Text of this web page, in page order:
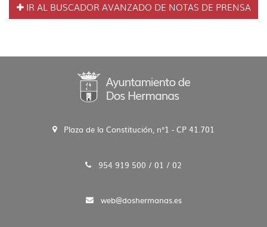
IR AL BUSCADOR AVANZADO DE NOTAS DE PRENSA
Plaza de la Constitución, n°1 - CP 41.701
954 919 500 / 01 / 02
web@doshermanas.es